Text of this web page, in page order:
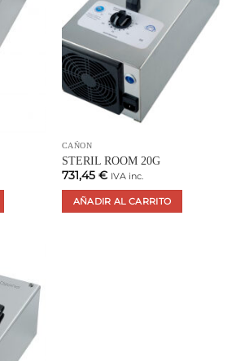
CAÑON
STERIL ROOM 20G
731,45 € IVA inc.
AÑADIR AL CARRITO